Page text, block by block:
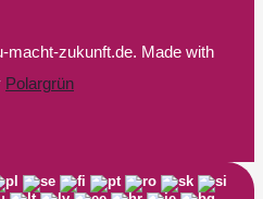
macht-zukunft.de. Made with
Polargrün